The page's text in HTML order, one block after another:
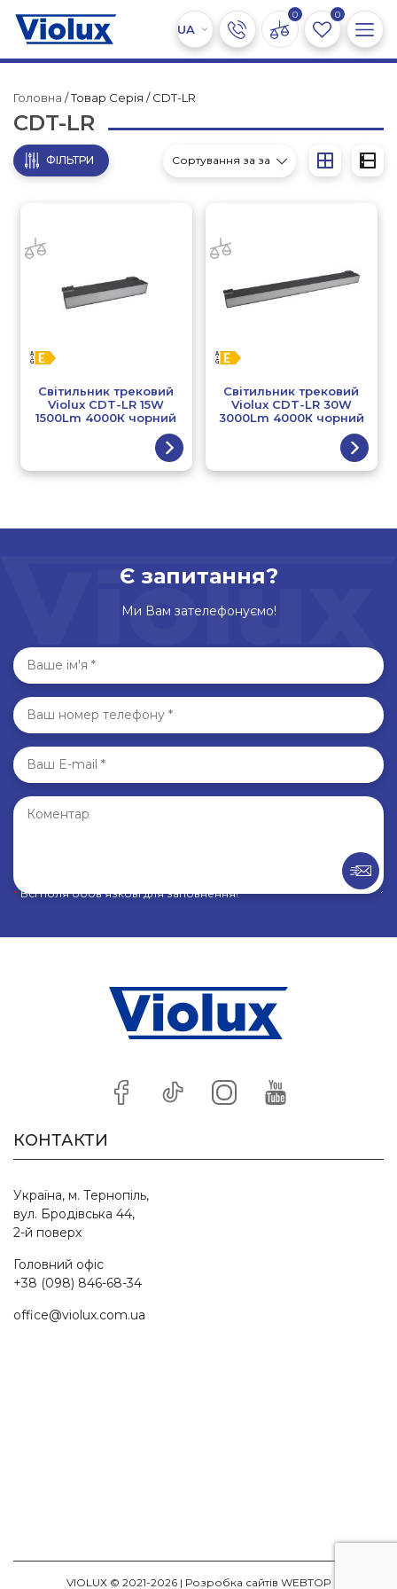
0 0
Головна / Товар Серія / CDT-LR
CDT-LR
ФІЛЬТРИ
Світильник трековий
Violux CDT-LR 15W
1500Lm 4000К чорний
Світильник трековий
Violux CDT-LR 30W
3000Lm 4000К чорний
Є запитання?
Ми Вам зателефонуємо!
*Всі поля обов’язкові для заповнення!
КОНТАКТИ
Україна, м. Тернопіль,
вул. Бродівська 44,
2-й поверх
Головний офіс
+38 (098) 846-68-34
office@violux.com.ua
VIOLUX © 2021-2026 | Розробка сайтів WEBTOP